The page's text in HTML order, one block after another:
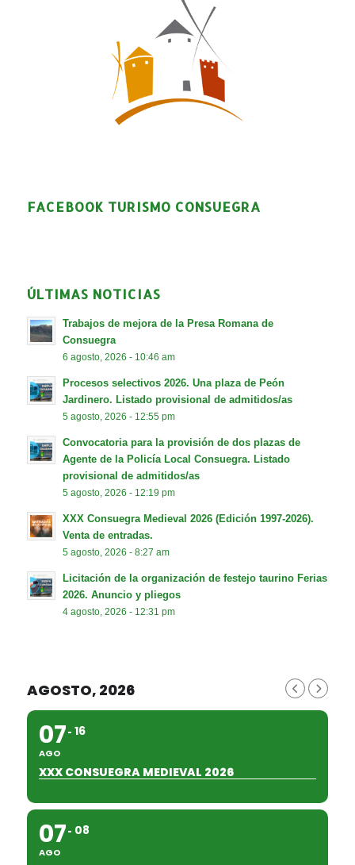
FACEBOOK TURISMO CONSUEGRA
ÚLTIMAS NOTICIAS
Trabajos de mejora de la Presa Romana de
Consuegra
6 agosto, 2026 - 10:46 am
Procesos selectivos 2026. Una plaza de Peón
Jardinero. Listado provisional de admitidos/as
5 agosto, 2026 - 12:55 pm
Convocatoria para la provisión de dos plazas de
Agente de la Policía Local Consuegra. Listado
provisional de admitidos/as
5 agosto, 2026 - 12:19 pm
XXX Consuegra Medieval 2026 (Edición 1997-2026).
Venta de entradas.
5 agosto, 2026 - 8:27 am
Licitación de la organización de festejo taurino Ferias
2026. Anuncio y pliegos
4 agosto, 2026 - 12:31 pm
AGOSTO, 2026
07
AGO
16
XXX CONSUEGRA MEDIEVAL 2026
07
AGO
08